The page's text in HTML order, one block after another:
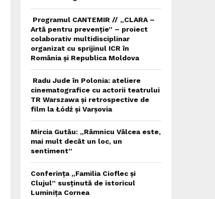
Programul CANTEMIR // „CLARA –
Artă pentru prevenție” – proiect
colaborativ multidisciplinar
organizat cu sprijinul ICR în
România și Republica Moldova
Radu Jude în Polonia: ateliere
cinematografice cu actorii teatrului
TR Warszawa și retrospective de
film la Łódź și Varșovia
Mircia Gutău: „Râmnicu Vâlcea este,
mai mult decât un loc, un
sentiment”
Conferința „Familia Cioflec și
Clujul” susținută de istoricul
Luminița Cornea